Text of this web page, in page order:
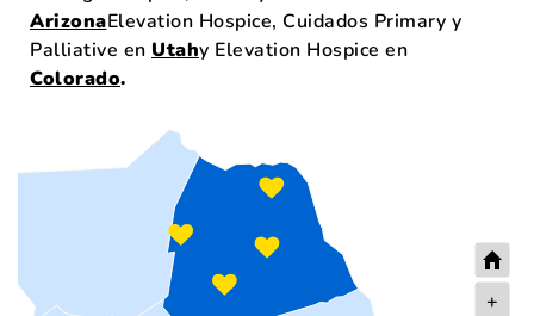
ArizonaElevation Hospice, Cuidados Primary y
Palliative en Utahy Elevation Hospice en
Colorado.
+